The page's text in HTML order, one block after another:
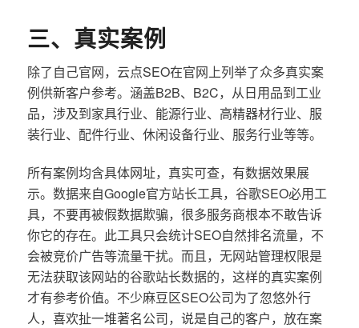
三、真实案例
除了自己官网，云点SEO在官网上列举了众多真实案
例供新客户参考。涵盖B2B、B2C，从日用品到工业
品，涉及到家具行业、能源行业、高精器材行业、服
装行业、配件行业、休闲设备行业、服务行业等等。
所有案例均含具体网址，真实可查，有数据效果展
示。数据来自Google官方站长工具，谷歌SEO必用工
具，不要再被假数据欺骗，很多服务商根本不敢告诉
你它的存在。此工具只会统计SEO自然排名流量，不
会被竞价广告等流量干扰。而且，无网站管理权限是
无法获取该网站的谷歌站长数据的，这样的真实案例
才有参考价值。不少麻豆区SEO公司为了忽悠外行
人，喜欢扯一堆著名公司，说是自己的客户，放在案